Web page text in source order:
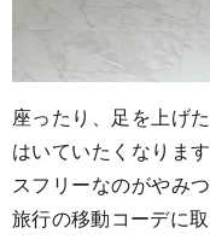
座ったり、足を上げ
はいていたくなりま
スフリーなのがやみ
旅行の移動コーデに